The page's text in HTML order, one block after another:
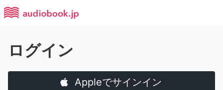
ログイン
Appleでサインイン